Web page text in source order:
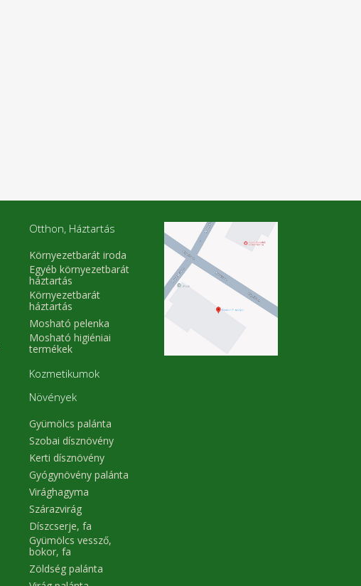
Otthon, Háztartás
Környezetbarát iroda
Egyéb környezetbarát
háztartás
Környezetbarát
háztartás
Mosható pelenka
Mosható higiéniai
termékek
Kozmetikumok
Növények
Gyümölcs palánta
Szobai dísznövény
Kerti dísznövény
Gyógynövény palánta
Virághagyma
Szárazvirág
Díszcserje, fa
Gyümölcs vessző,
bokor, fa
Zöldség palánta